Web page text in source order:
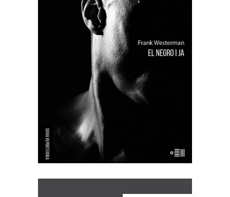
Próba odtworzenia życia tzw.
buszmena z Banyoles – wypchanego
człowieka, który był eksponatem
muzealnym aż do lat 90. XX wieku.
Holenderki reporter przywraca
buszmenowi z Banyoles ludzką
godność i stawia pytania o istotę
rasizmu.